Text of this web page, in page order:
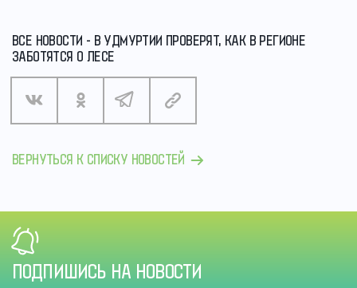
ВСЕ НОВОСТИ - В УДМУРТИИ ПРОВЕРЯТ, КАК В РЕГИОНЕ
ЗАБОТЯТСЯ О ЛЕСЕ
ВЕРНУТЬСЯ К СПИСКУ НОВОСТЕЙ
ПОДПИШИСЬ НА НОВОСТИ